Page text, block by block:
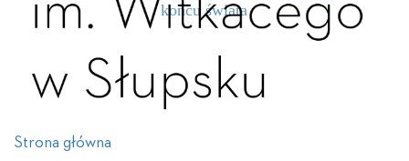
Strona główna
końcu świata